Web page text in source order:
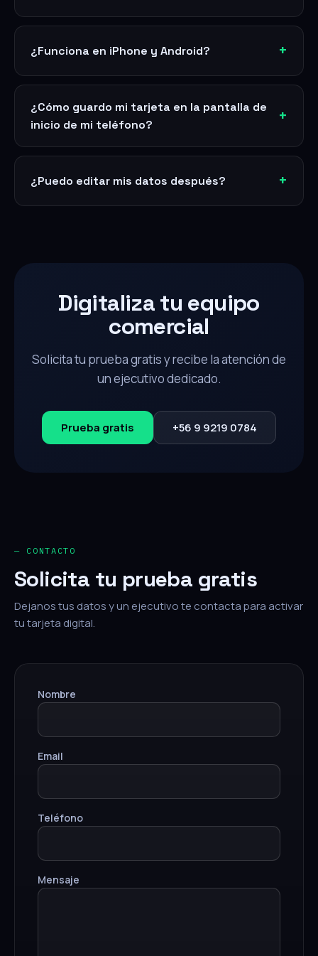
¿Funciona en iPhone y Android?
¿Cómo guardo mi tarjeta en la pantalla de
inicio de mi teléfono?
¿Puedo editar mis datos después?
Digitaliza tu equipo
comercial
Solicita tu prueba gratis y recibe la atención de
un ejecutivo dedicado.
Prueba gratis +56 9 9219 0784
— CONTACTO
Solicita tu prueba gratis
Dejanos tus datos y un ejecutivo te contacta para activar
tu tarjeta digital.
Nombre
Email
Teléfono
Mensaje